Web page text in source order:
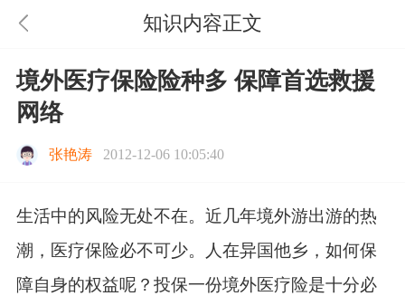
知识内容正文
境外医疗保险险种多 保障首选救援
网络
张艳涛 2012-12-06 10:05:40
生活中的风险无处不在。近几年境外游出游的热
潮，医疗保险必不可少。人在异国他乡，如何保
障自身的权益呢？投保一份境外医疗险是十分必